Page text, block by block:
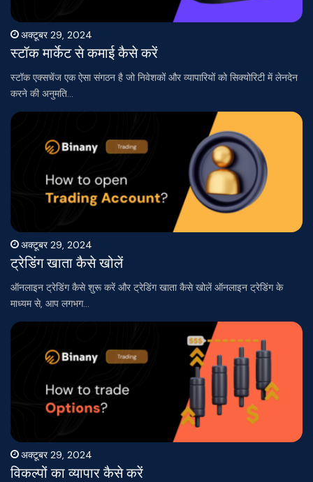
अक्टूबर 29, 2024
स्टॉक मार्केट से कमाई कैसे करें
स्टॉक एक्सचेंज एक ऐसा संगठन है जो निवेशकों और व्यापारियों को सिक्योरिटी में लेनदेन
करने की अनुमति…
अक्टूबर 29, 2024
ट्रेडिंग खाता कैसे खोलें
ऑनलाइन ट्रेडिंग कैसे शुरू करें और ट्रेडिंग खाता कैसे खोलें ऑनलाइन ट्रेडिंग के
माध्यम से, आप लगभग…
अक्टूबर 29, 2024
विकल्पों का व्यापार कैसे करें